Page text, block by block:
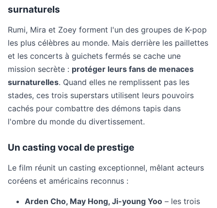
surnaturels
Rumi, Mira et Zoey forment l'un des groupes de K-pop
les plus célèbres au monde. Mais derrière les paillettes
et les concerts à guichets fermés se cache une
mission secrète : protéger leurs fans de menaces
surnaturelles. Quand elles ne remplissent pas les
stades, ces trois superstars utilisent leurs pouvoirs
cachés pour combattre des démons tapis dans
l'ombre du monde du divertissement.
Un casting vocal de prestige
Le film réunit un casting exceptionnel, mêlant acteurs
coréens et américains reconnus :
Arden Cho, May Hong, Ji-young Yoo – les trois